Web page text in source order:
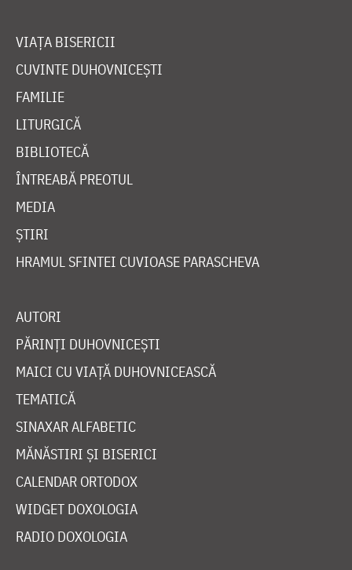
VIAȚA BISERICII
CUVINTE DUHOVNICEȘTI
FAMILIE
LITURGICĂ
BIBLIOTECĂ
ÎNTREABĂ PREOTUL
MEDIA
ȘTIRI
HRAMUL SFINTEI CUVIOASE PARASCHEVA
AUTORI
PĂRINȚI DUHOVNICEȘTI
MAICI CU VIAȚĂ DUHOVNICEASCĂ
TEMATICĂ
SINAXAR ALFABETIC
MĂNĂSTIRI ȘI BISERICI
CALENDAR ORTODOX
WIDGET DOXOLOGIA
RADIO DOXOLOGIA